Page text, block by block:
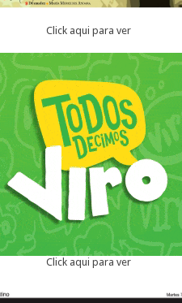
Click aqui para ver
Click aqui para ver